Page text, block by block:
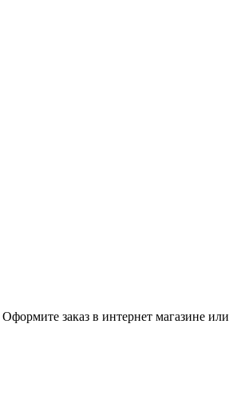
заказ в интернет магазине или